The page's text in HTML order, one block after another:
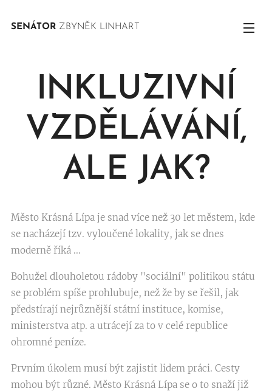
SENÁTOR ZBYNĚK LINHART
INKLUZIVNÍ
VZDĚLÁVÁNÍ,
ALE JAK?
Město Krásná Lípa je snad více než 30 let městem, kde
se nacházejí tzv. vyloučené lokality, jak se dnes
moderně říká ...
Bohužel dlouholetou rádoby "sociální" politikou státu
se problém spíše prohlubuje, než že by se řešil, jak
předstírají nejrůznější státní instituce, komise,
ministerstva atp. a utrácejí za to v celé republice
ohromné peníze.
Prvním úkolem musí být zajistit lidem práci. Cesty
mohou být různé. Město Krásná Lípa se o to snaží již